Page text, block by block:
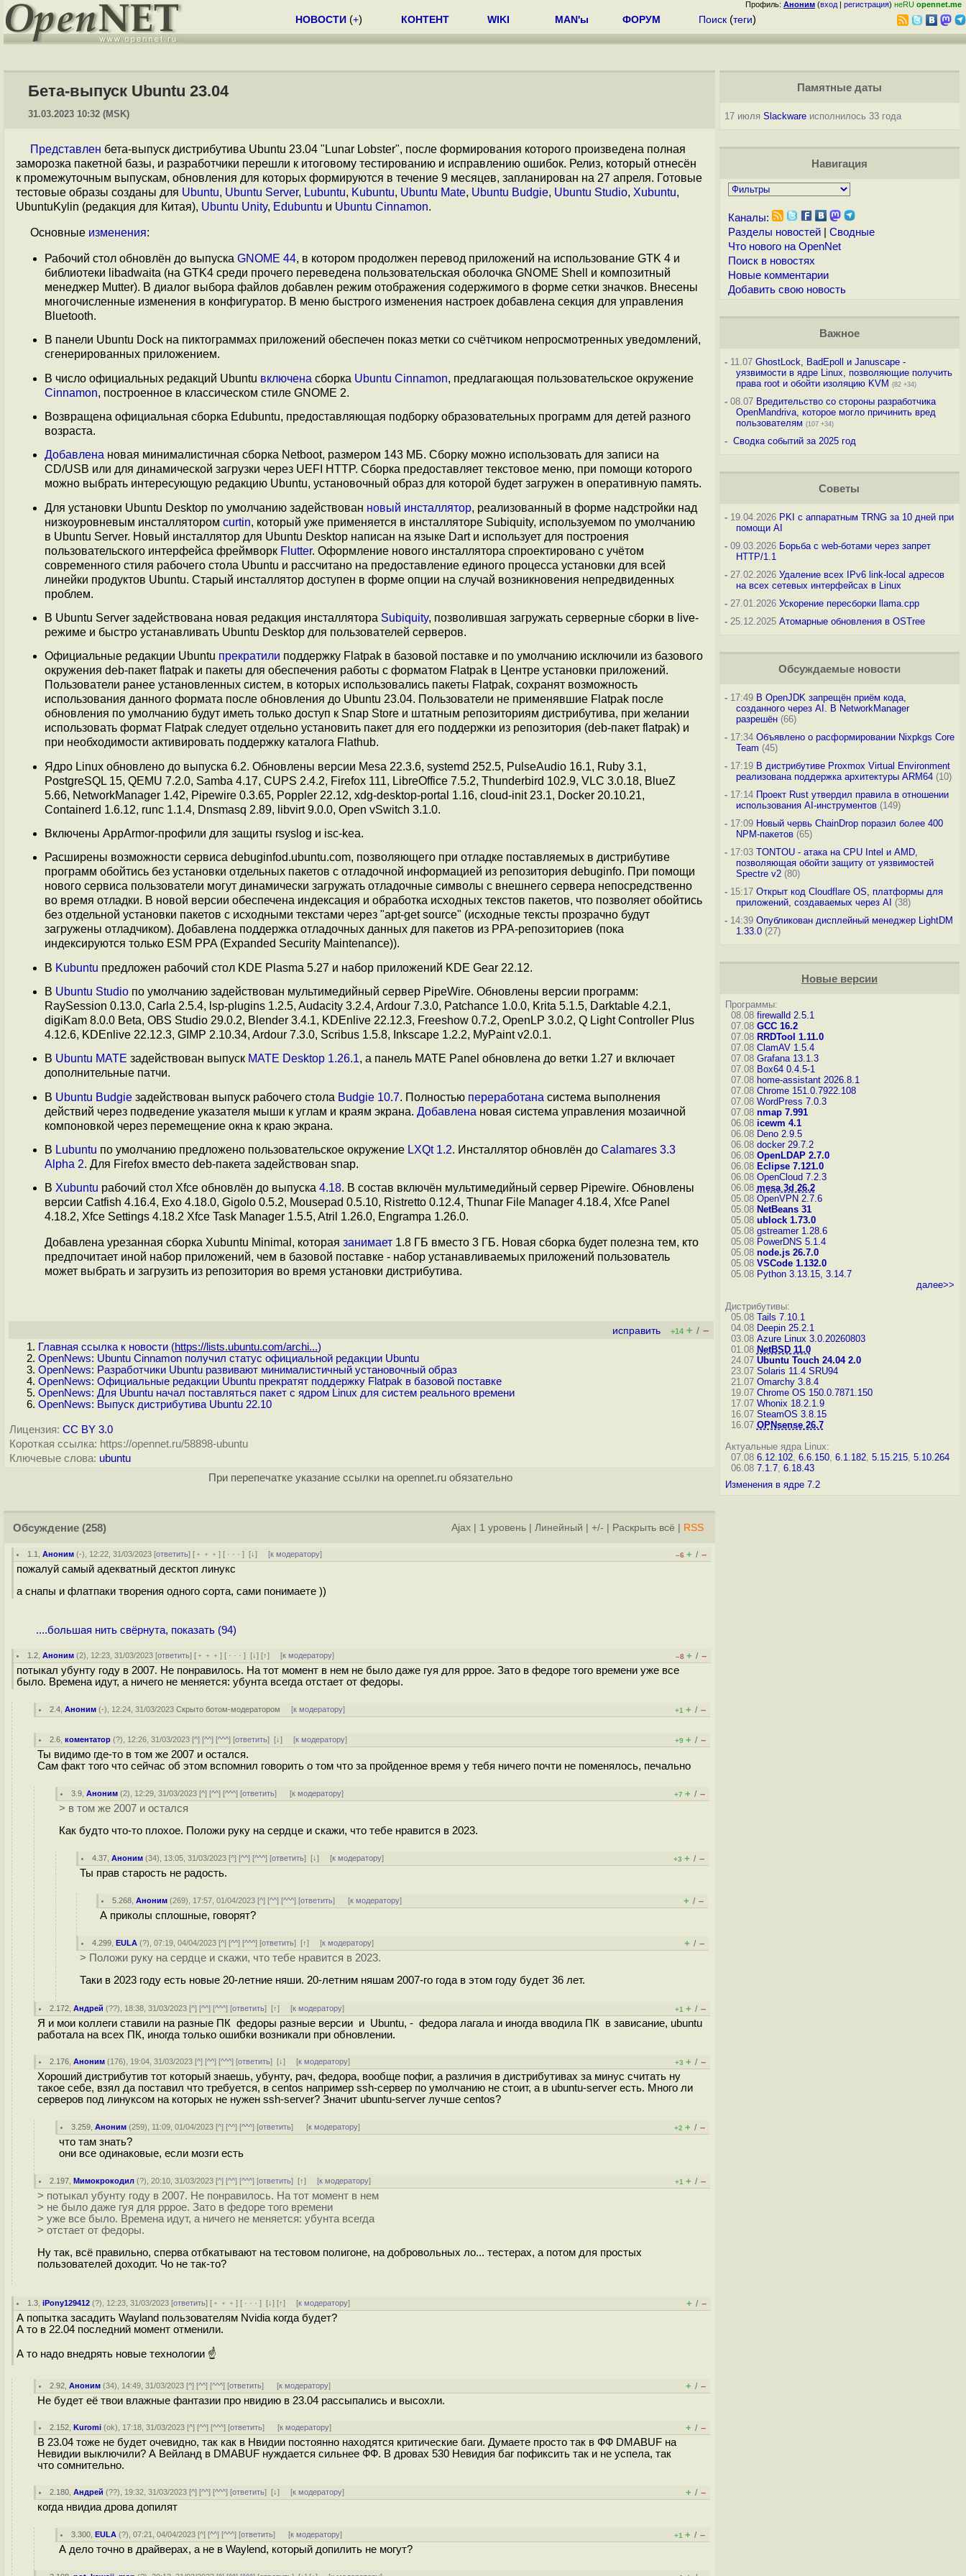
Профиль: Аноним (вход | регистрация) неRU opennet.me
НОВОСТИ (+) КОНТЕНТ WIKI MAN'ы ФОРУМ Поиск (теги)
Бета-выпуск Ubuntu 23.04
31.03.2023 10:32 (MSK)
Представлен бета-выпуск дистрибутива Ubuntu 23.04 "Lunar Lobster", после формирования которого произведена полная
заморозка пакетной базы, и разработчики перешли к итоговому тестированию и исправлению ошибок. Релиз, который отнесён
к промежуточным выпускам, обновления для которых формируются в течение 9 месяцев, запланирован на 27 апреля. Готовые
тестовые образы созданы для Ubuntu, Ubuntu Server, Lubuntu, Kubuntu, Ubuntu Mate, Ubuntu Budgie, Ubuntu Studio, Xubuntu,
UbuntuKylin (редакция для Китая), Ubuntu Unity, Edubuntu и Ubuntu Cinnamon.
Основные изменения:
Рабочий стол обновлён до выпуска GNOME 44, в котором продолжен перевод приложений на использование GTK 4 и
библиотеки libadwaita (на GTK4 среди прочего переведена пользовательская оболочка GNOME Shell и композитный
менеджер Mutter). В диалог выбора файлов добавлен режим отображения содержимого в форме сетки значков. Внесены
многочисленные изменения в конфигуратор. В меню быстрого изменения настроек добавлена секция для управления
Bluetooth.
В панели Ubuntu Dock на пиктограммах приложений обеспечен показ метки со счётчиком непросмотренных уведомлений,
сгенерированных приложением.
В число официальных редакций Ubuntu включена сборка Ubuntu Cinnamon, предлагающая пользовательское окружение
Cinnamon, построенное в классическом стиле GNOME 2.
Возвращена официальная сборка Edubuntu, предоставляющая подборку образовательных программ для детей разного
возраста.
Добавлена новая минималистичная сборка Netboot, размером 143 МБ. Сборку можно использовать для записи на
CD/USB или для динамической загрузки через UEFI HTTP. Сборка предоставляет текстовое меню, при помощи которого
можно выбрать интересующую редакцию Ubuntu, установочный образ для которой будет загружен в оперативную память.
Для установки Ubuntu Desktop по умолчанию задействован новый инсталлятор, реализованный в форме надстройки над
низкоуровневым инсталлятором curtin, который уже применяется в инсталляторе Subiquity, используемом по умолчанию
в Ubuntu Server. Новый инсталлятор для Ubuntu Desktop написан на языке Dart и использует для построения
пользовательского интерфейса фреймворк Flutter. Оформление нового инсталлятора спроектировано с учётом
современного стиля рабочего стола Ubuntu и рассчитано на предоставление единого процесса установки для всей
линейки продуктов Ubuntu. Старый инсталлятор доступен в форме опции на случай возникновения непредвиденных
проблем.
В Ubuntu Server задействована новая редакция инсталлятора Subiquity, позволившая загружать серверные сборки в live-
режиме и быстро устанавливать Ubuntu Desktop для пользователей серверов.
Официальные редакции Ubuntu прекратили поддержку Flatpak в базовой поставке и по умолчанию исключили из базового
окружения deb-пакет flatpak и пакеты для обеспечения работы с форматом Flatpak в Центре установки приложений.
Пользователи ранее установленных систем, в которых использовались пакеты Flatpak, сохранят возможность
использования данного формата после обновления до Ubuntu 23.04. Пользователи не применявшие Flatpak после
обновления по умолчанию будут иметь только доступ к Snap Store и штатным репозиториям дистрибутива, при желании
использовать формат Flatpak следует отдельно установить пакет для его поддержки из репозитория (deb-пакет flatpak) и
при необходимости активировать поддержку каталога Flathub.
Ядро Linux обновлено до выпуска 6.2. Обновлены версии Mesa 22.3.6, systemd 252.5, PulseAudio 16.1, Ruby 3.1,
PostgreSQL 15, QEMU 7.2.0, Samba 4.17, CUPS 2.4.2, Firefox 111, LibreOffice 7.5.2, Thunderbird 102.9, VLC 3.0.18, BlueZ
5.66, NetworkManager 1.42, Pipewire 0.3.65, Poppler 22.12, xdg-desktop-portal 1.16, cloud-init 23.1, Docker 20.10.21,
Containerd 1.6.12, runc 1.1.4, Dnsmasq 2.89, libvirt 9.0.0, Open vSwitch 3.1.0.
Включены AppArmor-профили для защиты rsyslog и isc-kea.
Расширены возможности сервиса debuginfod.ubuntu.com, позволяющего при отладке поставляемых в дистрибутиве
программ обойтись без установки отдельных пакетов с отладочной информацией из репозитория debuginfo. При помощи
нового сервиса пользователи могут динамически загружать отладочные символы с внешнего сервера непосредственно
во время отладки. В новой версии обеспечена индексация и обработка исходных текстов пакетов, что позволяет обойтись
без отдельной установки пакетов с исходными текстами через "apt-get source" (исходные тексты прозрачно будут
загружены отладчиком). Добавлена поддержка отладочных данных для пакетов из PPA-репозиториев (пока
индексируются только ESM PPA (Expanded Security Maintenance)).
В Kubuntu предложен рабочий стол KDE Plasma 5.27 и набор приложений KDE Gear 22.12.
В Ubuntu Studio по умолчанию задействован мультимедийный сервер PipeWire. Обновлены версии программ:
RaySession 0.13.0, Carla 2.5.4, lsp-plugins 1.2.5, Audacity 3.2.4, Ardour 7.3.0, Patchance 1.0.0, Krita 5.1.5, Darktable 4.2.1,
digiKam 8.0.0 Beta, OBS Studio 29.0.2, Blender 3.4.1, KDEnlive 22.12.3, Freeshow 0.7.2, OpenLP 3.0.2, Q Light Controller Plus
4.12.6, KDEnlive 22.12.3, GIMP 2.10.34, Ardour 7.3.0, Scribus 1.5.8, Inkscape 1.2.2, MyPaint v2.0.1.
В Ubuntu MATE задействован выпуск MATE Desktop 1.26.1, а панель MATE Panel обновлена до ветки 1.27 и включает
дополнительные патчи.
В Ubuntu Budgie задействован выпуск рабочего стола Budgie 10.7. Полностью переработана система выполнения
действий через подведение указателя мыши к углам и краям экрана. Добавлена новая система управления мозаичной
компоновкой через перемещение окна к краю экрана.
В Lubuntu по умолчанию предложено пользовательское окружение LXQt 1.2. Инсталлятор обновлён до Calamares 3.3
Alpha 2. Для Firefox вместо deb-пакета задействован snap.
В Xubuntu рабочий стол Xfce обновлён до выпуска 4.18. В состав включён мультимедийный сервер Pipewire. Обновлены
версии Catfish 4.16.4, Exo 4.18.0, Gigolo 0.5.2, Mousepad 0.5.10, Ristretto 0.12.4, Thunar File Manager 4.18.4, Xfce Panel
4.18.2, Xfce Settings 4.18.2 Xfce Task Manager 1.5.5, Atril 1.26.0, Engrampa 1.26.0.
Добавлена урезанная сборка Xubuntu Minimal, которая занимает 1.8 ГБ вместо 3 ГБ. Новая сборка будет полезна тем, кто
предпочитает иной набор приложений, чем в базовой поставке - набор устанавливаемых приложений пользователь
может выбрать и загрузить из репозитория во время установки дистрибутива.
исправить +14 + / –
Главная ссылка к новости (https://lists.ubuntu.com/archi...)
OpenNews: Ubuntu Cinnamon получил статус официальной редакции Ubuntu
OpenNews: Разработчики Ubuntu развивают минималистичный установочный образ
OpenNews: Официальные редакции Ubuntu прекратят поддержку Flatpak в базовой поставке
OpenNews: Для Ubuntu начал поставляться пакет с ядром Linux для систем реального времени
OpenNews: Выпуск дистрибутива Ubuntu 22.10
Лицензия: CC BY 3.0
Короткая ссылка: https://opennet.ru/58898-ubuntu
Ключевые слова: ubuntu
При перепечатке указание ссылки на opennet.ru обязательно
Обсуждение (258) Ajax 1 уровень Линейный +/- Раскрыть всё RSS
1.1 ,Аноним (-), 12:22, 31/03/2023 [ответить] [ ﹢﹢﹢] [ · · ·][↓] [к модератору] –6 + / –
пожалуй самый адекватный десктоп линукс
а снапы и флатпаки творения одного сорта, сами понимаете ))
....большая нить свёрнута, показать (94)
1.2 ,Аноним (2), 12:23, 31/03/2023 [ответить] [ ﹢﹢﹢] [ · · ·][↓] [↑] [к модератору] –8 + / –
потыкал убунту году в 2007. Не понравилось. На тот момент в нем не было даже гуя для pppoe. Зато в федоре того времени уже все
было. Времена идут, а ничего не меняется: убунта всегда отстает от федоры.
2.4 ,Аноним (-), 12:24, 31/03/2023Скрыто ботом-модератором [к модератору] +1 + / –
2.6 ,коментатор (?), 12:26, 31/03/2023 [^] [^^] [^^^] [ответить][↓] [к модератору] +9 + / –
Ты видимо где-то в том же 2007 и остался.
Сам факт того что сейчас об этом вспомнил говорить о том что за пройденное время у тебя ничего почти не поменялось, печально
3.9 ,Аноним (2), 12:29, 31/03/2023 [^] [^^] [^^^] [ответить] [к модератору] +7 + / –
> в том же 2007 и остался
Как будто что-то плохое. Положи руку на сердце и скажи, что тебе нравится в 2023.
4.37 ,Аноним (34), 13:05, 31/03/2023 [^] [^^] [^^^] [ответить][↓] [к модератору] +3 + / –
Ты прав старость не радость.
5.268 ,Аноним (269), 17:57, 01/04/2023 [^] [^^] [^^^] [ответить] [к модератору] + / –
А приколы сплошные, говорят?
4.299 ,EULA (?), 07:19, 04/04/2023 [^] [^^] [^^^] [ответить][↑] [к модератору] + / –
> Положи руку на сердце и скажи, что тебе нравится в 2023.
Таки в 2023 году есть новые 20-летние няши. 20-летним няшам 2007-го года в этом году будет 36 лет.
2.172 ,Андрей (??), 18:38, 31/03/2023 [^] [^^] [^^^] [ответить][↑] [к модератору] +1 + / –
Я и мои коллеги ставили на разные ПК федоры разные версии и Ubuntu, - федора лагала и иногда вводила ПК в зависание, ubuntu
работала на всех ПК, иногда только ошибки возникали при обновлении.
2.176 ,Аноним (176), 19:04, 31/03/2023 [^] [^^] [^^^] [ответить][↓] [к модератору] +3 + / –
Хороший дистрибутив тот который знаешь, убунту, рач, федора, вообще пофиг, а различия в дистрибутивах за минус считать ну
такое себе, взял да поставил что требуется, в centos например ssh-сервер по умолчанию не стоит, а в ubuntu-server есть. Много ли
серверов под линуксом на которых не нужен ssh-server? Значит ubuntu-server лучше centos?
3.259 ,Аноним (259), 11:09, 01/04/2023 [^] [^^] [^^^] [ответить] [к модератору] +2 + / –
что там знать?
они все одинаковые, если мозги есть
2.197 ,Мимокрокодил (?), 20:10, 31/03/2023 [^] [^^] [^^^] [ответить][↑] [к модератору] +1 + / –
> потыкал убунту году в 2007. Не понравилось. На тот момент в нем
> не было даже гуя для pppoe. Зато в федоре того времени
> уже все было. Времена идут, а ничего не меняется: убунта всегда
> отстает от федоры.
Ну так, всё правильно, сперва отбкатывают на тестовом полигоне, на добровольных ло... тестерах, а потом для простых
пользователей доходит. Чо не так-то?
1.3 ,iPony129412 (?), 12:23, 31/03/2023 [ответить] [ ﹢﹢﹢] [ · · ·][↓] [↑] [к модератору] + / –
А попытка засадить Wayland пользователям Nvidia когда будет?
А то в 22.04 последний момент отменили.
А то надо внедрять новые технологии ☝
2.92 ,Аноним (34), 14:49, 31/03/2023 [^] [^^] [^^^] [ответить] [к модератору] + / –
Не будет её твои влажные фантазии про нвидию в 23.04 рассыпались и высохли.
2.152 ,Kuromi (ok), 17:18, 31/03/2023 [^] [^^] [^^^] [ответить] [к модератору] + / –
В 23.04 тоже не будет очевидно, так как в Нвидии постоянно находятся критические баги. Думаете просто так в ФФ DMABUF на
Невидии выключили? А Вейланд в DMABUF нуждается сильнее ФФ. В дровах 530 Невидия баг пофиксить так и не успела, так
что сомнительно.
2.180 ,Андрей (??), 19:32, 31/03/2023 [^] [^^] [^^^] [ответить][↓] [к модератору] + / –
когда нвидиа дрова допилят
3.300 ,EULA (?), 07:21, 04/04/2023 [^] [^^] [^^^] [ответить] [к модератору] +1 + / –
А дело точно в драйверах, а не в Waylend, который допилить не могут?
Памятные даты
17 июля Slackwareисполнилось 33 года
Навигация
Каналы:
Разделы новостей| Сводные
Что нового на OpenNet
Поиск в новостях
Новые комментарии
Добавить свою новость
Важное
-11.07 GhostLock, BadEpoll и Januscape -
уязвимости в ядре Linux, позволяющие получить
права root и обойти изоляцию KVM (82 +34)
-08.07 Вредительство со стороны разработчика
OpenMandriva, которое могло причинить вред
пользователям (107 +34)
- Сводка событий за 2025 год
Советы
-19.04.2026 PKI с аппаратным TRNG за 10 дней при
помощи AI
-09.03.2026 Борьба с web-ботами через запрет
HTTP/1.1
-27.02.2026 Удаление всех IPv6 link-local адресов
на всех сетевых интерфейсах в Linux
-27.01.2026 Ускорение пересборки llama.cpp
-25.12.2025 Атомарные обновления в OSTree
Обсуждаемые новости
-17:49 В OpenJDK запрещён приём кода,
созданного через AI. В NetworkManager
разрешён(66)
-17:34 Объявлено о расформировании Nixpkgs Core
Team (45)
-17:19 В дистрибутиве Proxmox Virtual Environment
реализована поддержка архитектуры ARM64(10)
-17:14 Проект Rust утвердил правила в отношении
использования AI-инструментов(149)
-17:09 Новый червь ChainDrop поразил более 400
NPM-пакетов(65)
-17:03 TONTOU - атака на CPU Intel и AMD,
позволяющая обойти защиту от уязвимостей
Spectre v2(80)
-15:17 Открыт код Cloudflare OS, платформы для
приложений, создаваемых через AI (38)
-14:39 Опубликован дисплейный менеджер LightDM
1.33.0(27)
Новые версии
Программы:
08.08 firewalld 2.5.1
07.08 GCC 16.2
07.08 RRDTool 1.11.0
07.08 ClamAV 1.5.4
07.08 Grafana 13.1.3
07.08 Box64 0.4.5-1
07.08 home-assistant 2026.8.1
07.08 Chrome 151.0.7922.108
07.08 WordPress 7.0.3
07.08 nmap 7.991
06.08 icewm 4.1
06.08 Deno 2.9.5
06.08 docker 29.7.2
06.08 OpenLDAP 2.7.0
06.08 Eclipse 7.121.0
06.08 OpenCloud 7.2.3
06.08 mesa 3d 26.2
05.08 OpenVPN 2.7.6
05.08 NetBeans 31
05.08 ublock 1.73.0
05.08 gstreamer 1.28.6
05.08 PowerDNS 5.1.4
05.08 node.js 26.7.0
05.08 VSCode 1.132.0
05.08 Python 3.13.15, 3.14.7
далее>>
Дистрибутивы:
05.08 Tails 7.10.1
04.08 Deepin 25.2.1
03.08 Azure Linux 3.0.20260803
01.08 NetBSD 11.0
24.07 Ubuntu Touch 24.04 2.0
23.07 Solaris 11.4 SRU94
21.07 Omarchy 3.8.4
19.07 Chrome OS 150.0.7871.150
17.07 Whonix 18.2.1.9
16.07 SteamOS 3.8.15
16.07 OPNsense 26.7
Актуальные ядра Linux:
07.08 6.12.102, 6.6.150, 6.1.182, 5.15.215, 5.10.264
06.08 7.1.7, 6.18.43
Изменения в ядре 7.2